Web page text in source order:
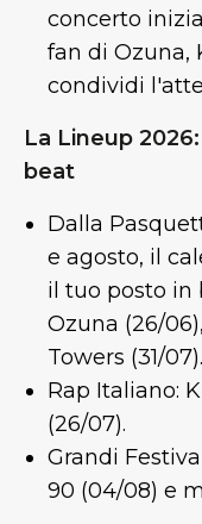
concerto
fan di Ozuna,
condividi
La Lineup
beat
Dalla
e agosto, il
il tuo posto in
Ozuna (26/
Towers (31/07).
Rap Italiano:
(26/07).
Grandi
90 (04/08) e